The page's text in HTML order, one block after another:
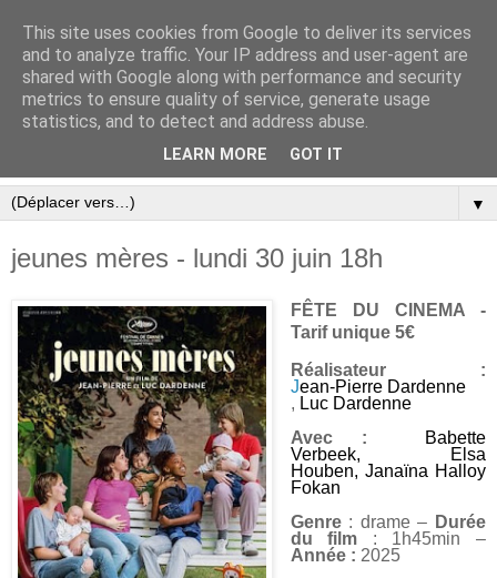
▼
jeunes mères - lundi 30 juin 18h
FÊTE DU CINEMA -
Tarif unique 5€
Réalisateur :
Jean-Pierre Dardenne
, Luc Dardenne
Avec :
Babette
Verbeek,
Elsa
Houben, Janaïna Halloy
Fokan
Genre : drame – Durée
du film : 1h45min –
Année : 2025
This site uses cookies from Google to deliver its services
and to analyze traffic. Your IP address and user-agent are
shared with Google along with performance and security
metrics to ensure quality of service, generate usage
statistics, and to detect and address abuse.
LEARN MORE GOT IT